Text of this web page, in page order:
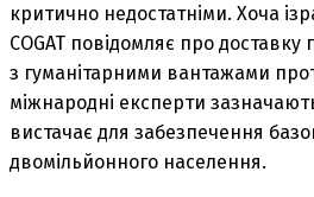
критично недостатніми. Хоча
COGAT повідомляє про
з гуманітарними вантажами
міжнародні експерти
вистачає для забезпечення
двомільйонного населення.